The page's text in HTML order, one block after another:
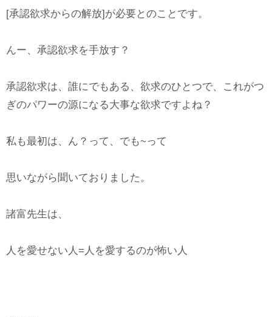
[承認欲求からの解放]が必要とのことです。
んー、承認欲求を手放す？
承認欲求は、誰にでもある、欲求のひとつで、これがつ
ぎのパワーの源になる大事な欲求ですよね？
私も最初は、ん？って、でも~って
思いながら聞いておりました。
諸富先生は、
人を愛せない人=人を愛するのが怖い人